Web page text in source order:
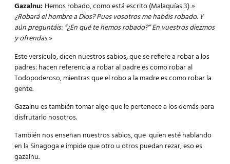
Gazalnu: Hemos robado, como está escrito (Malaquías 3)»
¿Robará el hombre a Dios? Pues vosotros me habéis robado. Y
aún preguntáis: “¿En qué te hemos robado?” En vuestros diezmos
y ofrendas.»
Este versículo, dicen nuestros sabios, que se refiere a robar a los
padres: hacen referencia a robar al padre es como robar al
Todopoderoso, mientras que el robo a la madre es como robar la
gente.
Gazalnu es también tomar algo que le pertenece a los demás para
disfrutarlo nosotros.
También nos enseñan nuestros sabios, que quien esté hablando
en la Sinagoga e impide que otro u otros puedan rezar, eso es
gazalnu.